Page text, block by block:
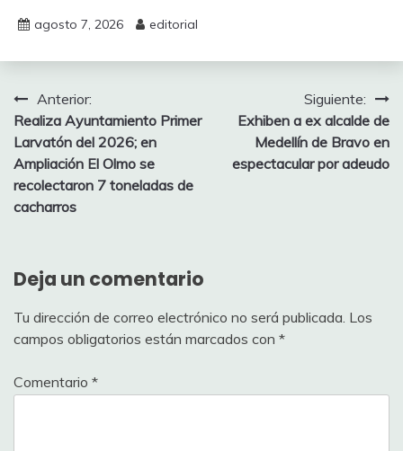
agosto 7, 2026 editorial
Navegación
de
entradas
Anterior:
Realiza Ayuntamiento Primer
Larvatón del 2026; en
Ampliación El Olmo se
recolectaron 7 toneladas de
cacharros
Siguiente:
Exhiben a ex alcalde de
Medellín de Bravo en
espectacular por adeudo
Deja un comentario
Tu dirección de correo electrónico no será publicada. Los
campos obligatorios están marcados con *
Comentario *